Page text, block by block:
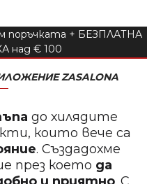
+ БЕЗПЛАТНА
над € 100
ZASALONA
до хилядите
които вече са
. Създадохме
през което да